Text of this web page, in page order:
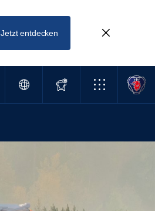
Jetzt entdecken